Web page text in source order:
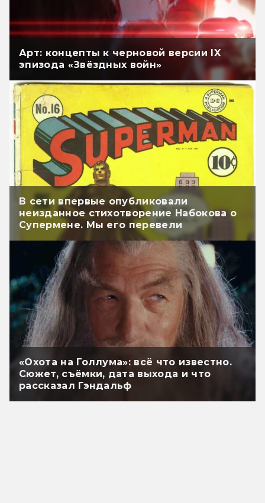
Арт: концепты к черновой версии IX
эпизода «Звёздных войн»
В сети впервые опубликовали
неизданное стихотворение Набокова о
Супермене. Мы его перевели
«Охота на Голлума»: всё что известно.
Сюжет, съёмки, дата выхода и что
рассказал Гэндальф